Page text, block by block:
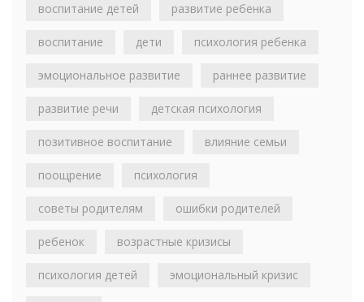
воспитание детей развитие ребенка
воспитание дети психология ребенка
эмоциональное развитие раннее развитие
развитие речи детская психология
позитивное воспитание влияние семьи
поощрение психология
советы родителям ошибки родителей
ребенок возрастные кризисы
психология детей эмоциональный кризис